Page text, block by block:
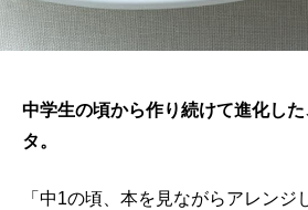
中学生の頃から作り続けて進化し
タ。
「中1の頃、本を見ながらアレンジ